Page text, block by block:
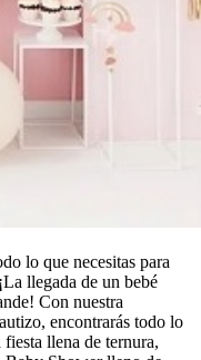
lo que necesitas para
llegada de un bebé
Con nuestra
encontrarás todo lo
llena de ternura,